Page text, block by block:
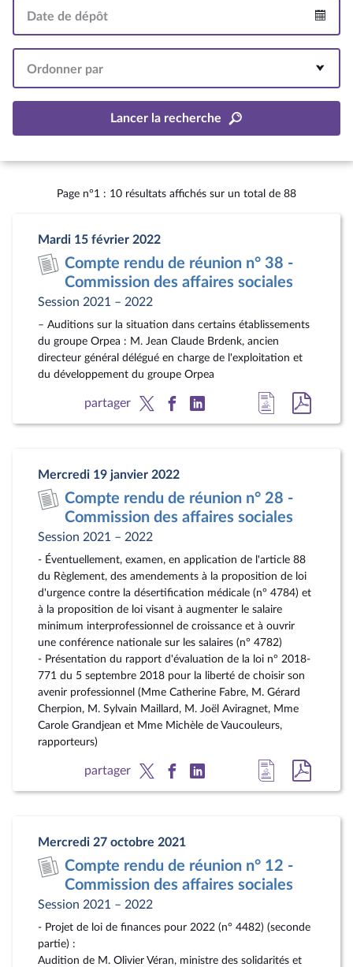
Date de dépôt
Ordonner par
Lancer la recherche
Page n°1 : 10 résultats affichés sur un total de 88
Mardi 15 février 2022
Compte rendu de réunion n° 38 -
Commission des affaires sociales
Session 2021 – 2022
– Auditions sur la situation dans certains établissements
du groupe Orpea : M. Jean Claude Brdenk, ancien
directeur général délégué en charge de l'exploitation et
du développement du groupe Orpea
partager
Accéder
à
document
au
pdf
Mercredi 19 janvier 2022
Compte rendu de réunion n° 28 -
Commission des affaires sociales
Session 2021 – 2022
- Éventuellement, examen, en application de l'article 88
du Règlement, des amendements à la proposition de loi
d'urgence contre la désertification médicale (n° 4784) et
à la proposition de loi visant à augmenter le salaire
minimum interprofessionnel de croissance et à ouvrir
une conférence nationale sur les salaires (n° 4782)
- Présentation du rapport d'évaluation de la loi n° 2018-
771 du 5 septembre 2018 pour la liberté de choisir son
avenir professionnel (Mme Catherine Fabre, M. Gérard
Cherpion, M. Sylvain Maillard, M. Joël Aviragnet, Mme
Carole Grandjean et Mme Michèle de Vaucouleurs,
rapporteurs)
partager
Accéder
à
document
au
pdf
Mercredi 27 octobre 2021
Compte rendu de réunion n° 12 -
Commission des affaires sociales
Session 2021 – 2022
- Projet de loi de finances pour 2022 (n° 4482) (seconde
partie) :
Audition de M. Olivier Véran, ministre des solidarités et